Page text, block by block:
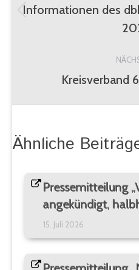
Informationen des
Kreisverband
Ähnliche
Pressemitteilung
angekündigt,
15. Juli 2026